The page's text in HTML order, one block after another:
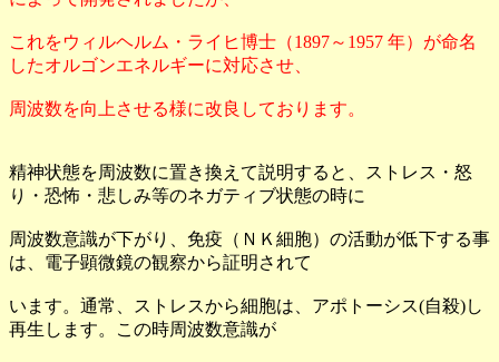
これをウィルヘルム・ライヒ博士（1897～1957 年）が命名
したオルゴンエネルギーに対応させ、
周波数を向上させる様に改良しております。
精神状態を周波数に置き換えて説明すると、ストレス・怒
り・恐怖・悲しみ等のネガティブ状態の時に
周波数意識が下がり、免疫（ＮＫ細胞）の活動が低下する事
は、電子顕微鏡の観察から証明されて
います。通常、ストレスから細胞は、アポトーシス(自殺)し
再生します。この時周波数意識が